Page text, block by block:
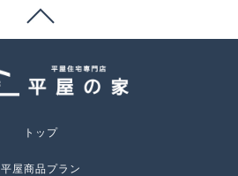
トップ
平屋商品プラン